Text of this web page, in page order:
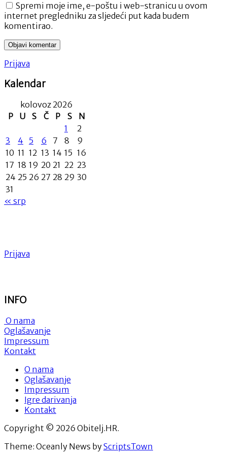
Spremi moje ime, e-poštu i web-stranicu u ovom
internet pregledniku za sljedeći put kada budem
komentirao.
Prijava
Kalendar
kolovoz 2026
P
U S Č P S
N
1
2
3
4 5 6 7 8
9
10 11 12 13 14 15 16
17 18 19 20 21 22 23
24 25 26 27 28 29 30
31
« srp
Prijava
INFO
O nama
Oglašavanje
Impressum
Kontakt
O nama
Oglašavanje
Impressum
Igre darivanja
Kontakt
Copyright © 2026 Obitelj.HR.
Theme: Oceanly News byScriptsTown